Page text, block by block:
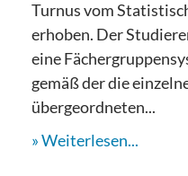
Turnus vom
erhoben. Der
eine
gemäß der die
übergeordneten...
Weiterlesen...